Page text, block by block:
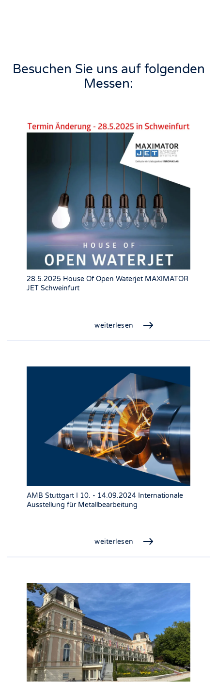
Besuchen Sie uns auf folgenden
Messen:
28.5.2025 House Of Open Waterjet MAXIMATOR
JET Schweinfurt
weiterlesen
AMB Stuttgart I 10. - 14.09.2024 Internationale
Ausstellung für Metallbearbeitung
weiterlesen